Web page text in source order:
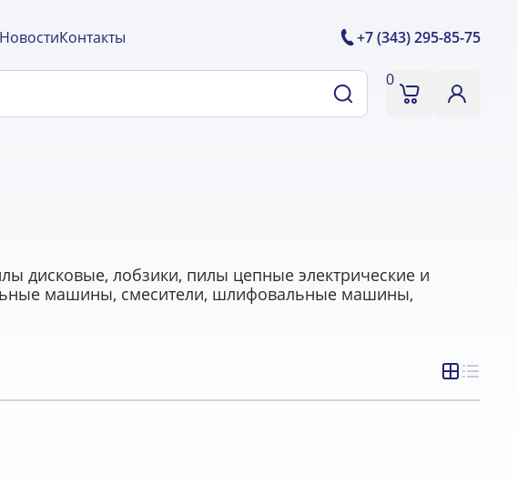
НовостиКонтакты +7 (343) 295-85-75
0
дисковые, лобзики, пилы цепные электрические и
машины, смесители, шлифовальные машины,